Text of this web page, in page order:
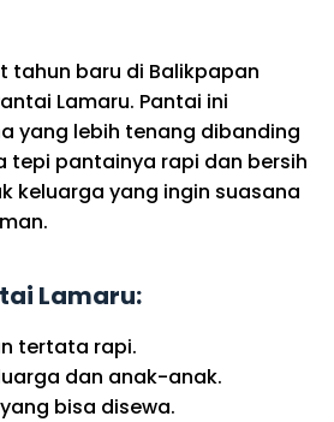
tahun baru di Balikpapan
Lamaru. Pantai ini
yang lebih tenang dibanding
tepi pantainya rapi dan bersih
keluarga yang ingin suasana
Lamaru:
tertata rapi.
dan anak-anak.
bisa disewa.